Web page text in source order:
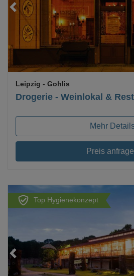
Loading...
Drogerie - Weinlokal &
Leipzig - Gohlis
Mehr
Preis
Top Hygienekonzept
Loading...